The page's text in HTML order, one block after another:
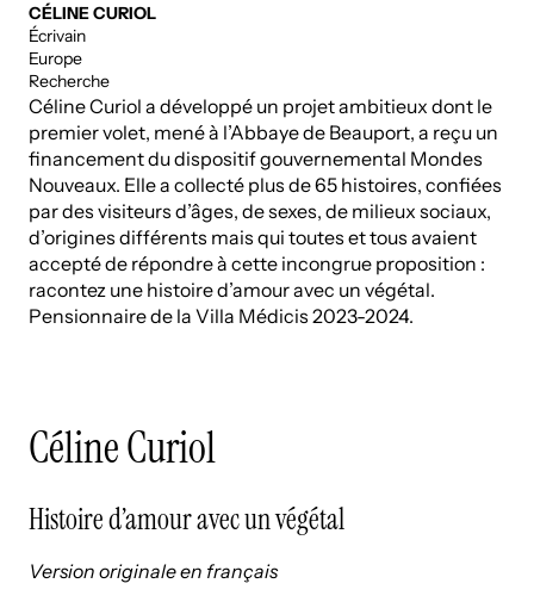
Céline Curiol
Histoire d’amour avec un végétal
Version originale en français
CÉLINE CURIOL
Écrivain
Europe
Recherche
Céline Curiol a développé un projet ambitieux dont le
premier volet, mené à l’Abbaye de Beauport, a reçu un
financement du dispositif gouvernemental Mondes
Nouveaux. Elle a collecté plus de 65 histoires, confiées
par des visiteurs d’âges, de sexes, de milieux sociaux,
d’origines différents mais qui toutes et tous avaient
accepté de répondre à cette incongrue proposition :
racontez une histoire d’amour avec un végétal.
Pensionnaire de la Villa Médicis 2023-2024.